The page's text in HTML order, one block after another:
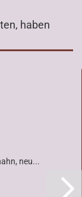
haben
neu...